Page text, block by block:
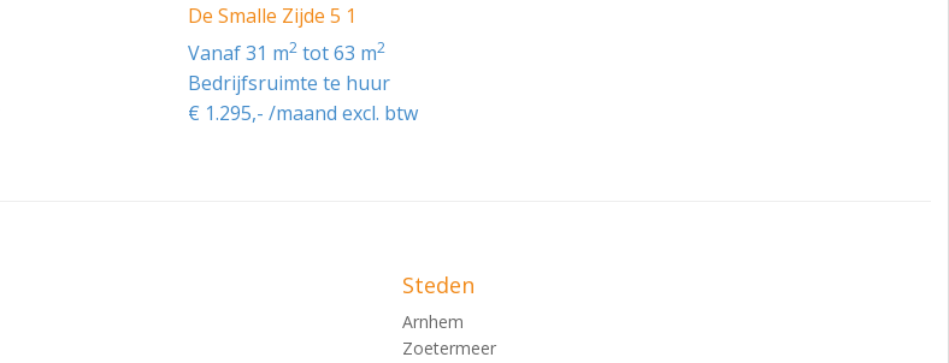
De Smalle Zijde 5 1
vanaf 31 m2tot 63 m2
Bedrijfsruimte te huur
€ 1.295,- /maand excl. btw
Steden
Arnhem
Zoetermeer